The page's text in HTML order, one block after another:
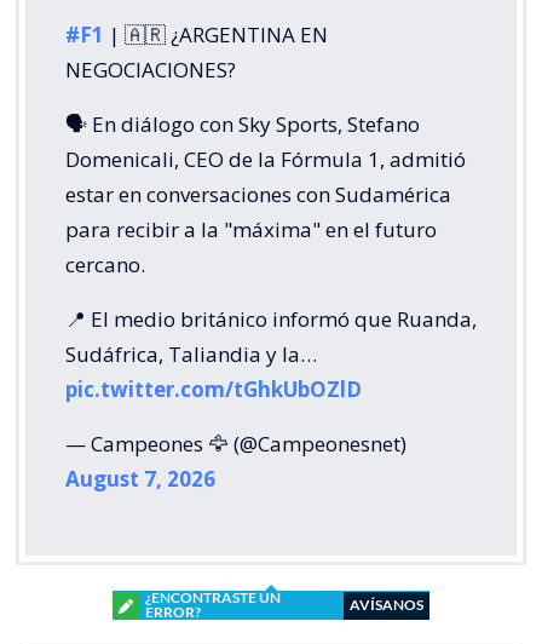
#F1 | 🇦🇷 ¿ARGENTINA EN
NEGOCIACIONES?
🗣️ En diálogo con Sky Sports, Stefano
Domenicali, CEO de la Fórmula 1, admitió
estar en conversaciones con Sudamérica
para recibir a la "máxima" en el futuro
cercano.
📍 El medio británico informó que Ruanda,
Sudáfrica, Taliandia y la…
pic.twitter.com/tGhkUbOZlD
— Campeones 🦅 (@Campeonesnet)
August 7, 2026
¿ENCONTRASTE UN
ERROR?
AVÍSANOS